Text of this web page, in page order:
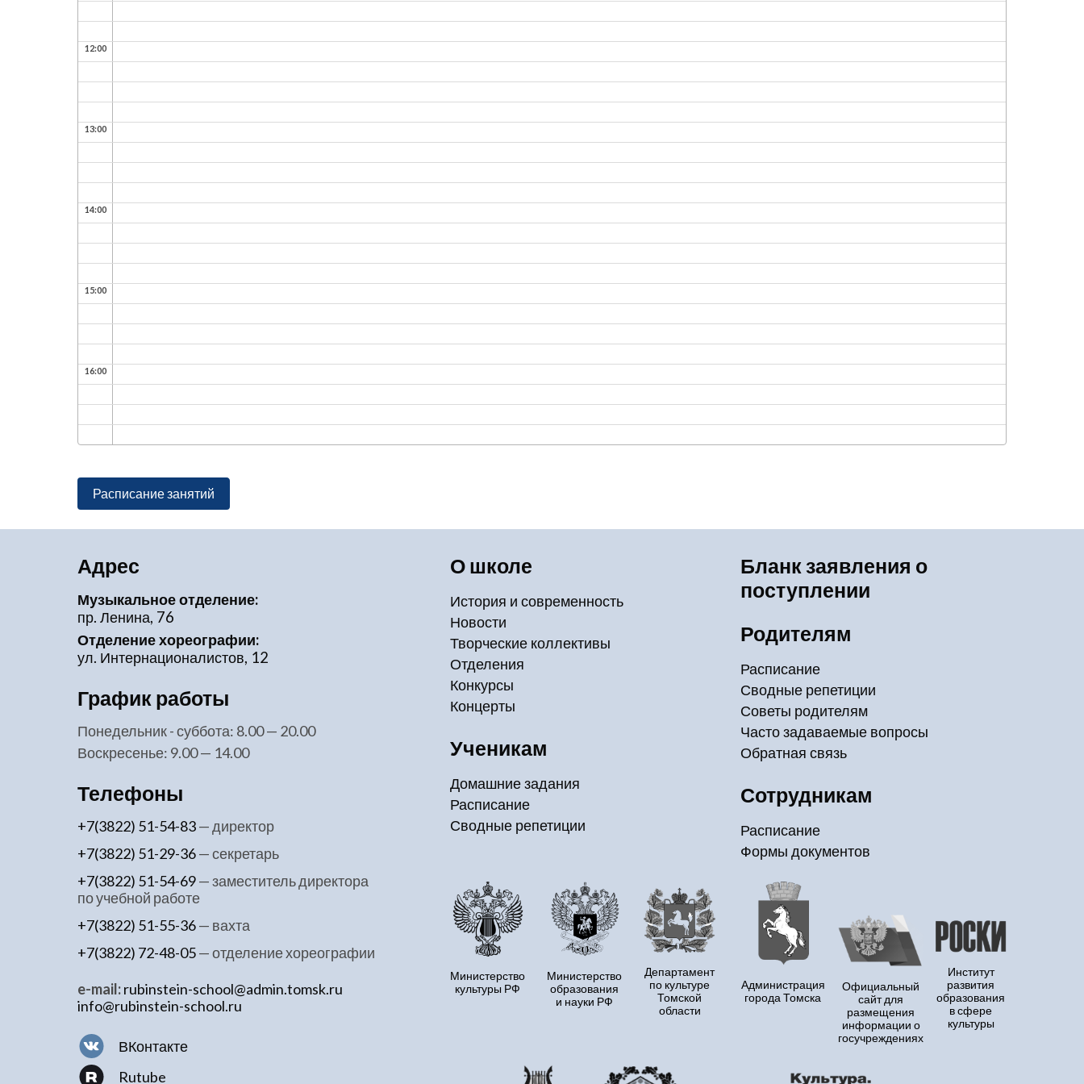
12:00
13:00
14:00
15:00
16:00
Расписание занятий
Адрес
Музыкальное отделение:
пр. Ленина, 76
Отделение хореографии:
ул. Интернационалистов, 12
График работы
понедельник - суббота: 8.00 — 20.00
воскресенье: 9.00 — 14.00
Телефоны
+7(3822) 51-54-83— директор
+7(3822) 51-29-36— секретарь
+7(3822) 51-54-69— заместитель директора
по учебной работе
+7(3822) 51-55-36— вахта
+7(3822) 72-48-05— отделение хореографии
e-mail:rubinstein-school@admin.tomsk.ru
info@rubinstein-school.ru
ВКонтакте
Rutube
О школе
История и современность
Новости
Творческие коллективы
Отделения
Конкурсы
Концерты
Ученикам
Домашние задания
Расписание
Сводные репетиции
Бланк заявления о
поступлении
Родителям
Расписание
Сводные репетиции
Советы родителям
Часто задаваемые вопросы
Обратная связь
Сотрудникам
Расписание
Формы документов
Министерство
культуры РФ
Министерство
образования
и науки РФ
Департамент
по культуре
Томской
области
Администрация
города Томска
Официальный
сайт для
размещения
информации о
госучреждениях
Институт
развития
образования
в сфере
культуры